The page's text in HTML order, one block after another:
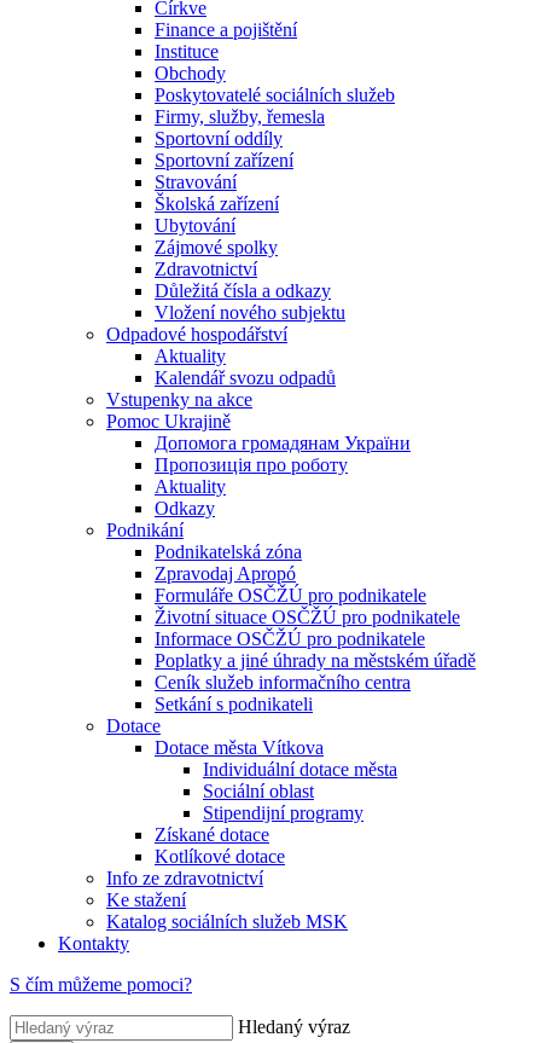
Církve
Finance a pojištění
Instituce
Obchody
Poskytovatelé sociálních služeb
Firmy, služby, řemesla
Sportovní oddíly
Sportovní zařízení
Stravování
Školská zařízení
Ubytování
Zájmové spolky
Zdravotnictví
Důležitá čísla a odkazy
Vložení nového subjektu
Odpadové hospodářství
Aktuality
Kalendář svozu odpadů
Vstupenky na akce
Pomoc Ukrajině
Допомога громадянам України
Пропозиція про роботу
Aktuality
Odkazy
Podnikání
Podnikatelská zóna
Zpravodaj Apropó
Formuláře OSČŽÚ pro podnikatele
Životní situace OSČŽÚ pro podnikatele
Informace OSČŽÚ pro podnikatele
Poplatky a jiné úhrady na městském úřadě
Ceník služeb informačního centra
Setkání s podnikateli
Dotace
Dotace města Vítkova
Individuální dotace města
Sociální oblast
Stipendijní programy
Získané dotace
Kotlíkové dotace
Info ze zdravotnictví
Ke stažení
Katalog sociálních služeb MSK
Kontakty
S čím můžeme pomoci?
Hledaný výraz